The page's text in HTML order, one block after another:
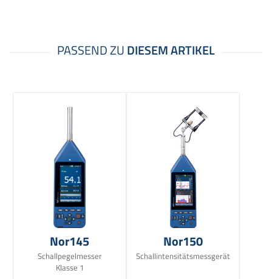
Nor145
Schallpegelmesser
Klasse 1
Nor150
Schallintensitätsmessgerät